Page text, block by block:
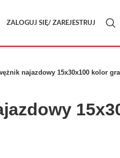
ZALOGUJ SIĘ/ ZAREJESTRUJ
najazdowy 15x30x100 kolor